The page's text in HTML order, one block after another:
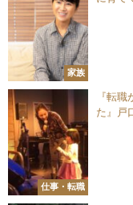
家族
仕事・転職
『転
た』戸